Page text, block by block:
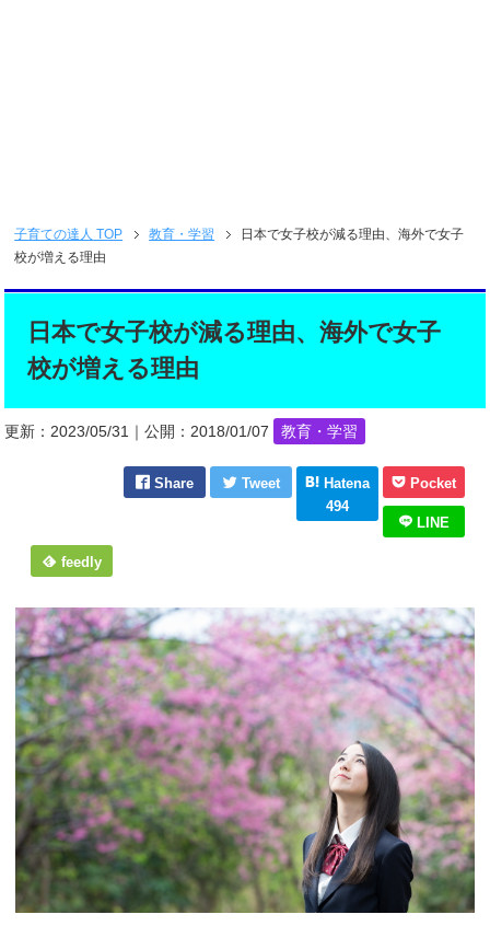
子育ての達人 TOP 教育・学習
日本で女子校が減る理由、海外で女子
校が増える理由
日本で女子校が減る理由、海外で女子
校が増える理由
更新：2023/05/31 ｜公開：2018/01/07 教育・学習
Share Tweet
Hatena
494
Pocket
LINE
feedly